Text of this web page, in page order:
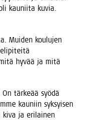
kau­nii­ta kuvia.
Mui­den kou­lu­jen
hyvää ja mitä
tär­ke­ää syö­dä
kau­niin syk­syi­sen
kiva ja eri­lai­nen